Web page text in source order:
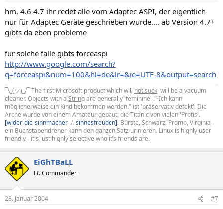
hm, 4.6 4.7 ihr redet alle vom Adaptec ASPI, der eigentlich
nur für Adaptec Geräte geschrieben wurde.... ab Version 4.7+
gibts da eben probleme
für solche fälle gibts forceaspi
http://www.google.com/search?
q=forceaspi&num=100&hl=de&lr=&ie=UTF-8&output=search
¯\_(ツ)_/¯ The first Microsoft product which will not suck, will be a vacuum
cleaner. Objects with a Stringare generally 'feminine' ! "Ich kann
möglicherweise ein Kind bekommen werden." ist 'präservativ defekt'. Die
Arche wurde von einem Amateur gebaut, die Titanic von vielen 'Profis'.
[wider-die-sinnmacher ./.sinnesfreuden]. Bürste, Schwarz, Promo, Virginia -
ein Buchstabendreher kann den ganzen Satz urinieren. Linux is highly user
friendly - it's just highly selective who it's friends are.
EiGhTBaLL
Lt. Commander
28. Januar 2004 #7